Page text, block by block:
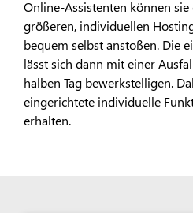
Online-Assistenten können
größeren, individuellen
bequem selbst anstoßen. Die
lässt sich dann mit einer
halben Tag bewerkstelligen.
eingerichtete individuelle
erhalten.